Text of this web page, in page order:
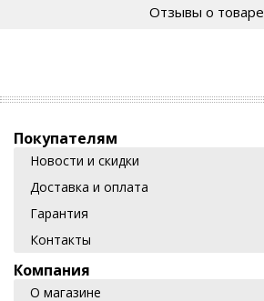
Отзывы о товаре
Покупателям
Новости и скидки
Доставка и оплата
Гарантия
Контакты
Компания
О магазине